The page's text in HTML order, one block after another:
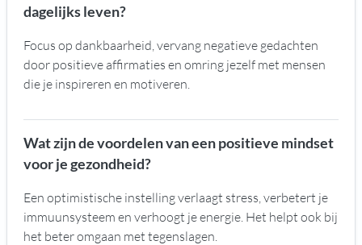
dagelijks leven?
Focus op dankbaarheid, vervang negatieve gedachten
door positieve affirmaties en omring jezelf met mensen
die je inspireren en motiveren.
Wat zijn de voordelen van een positieve mindset
voor je gezondheid?
Een optimistische instelling verlaagt stress, verbetert je
immuunsysteem en verhoogt je energie. Het helpt ook bij
het beter omgaan met tegenslagen.